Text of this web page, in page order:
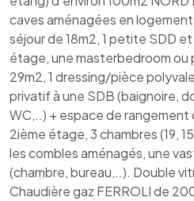
caves aménagées en logement
séjour de 18m2, 1 petite SDD
étage, une masterbedroom
29m2, 1 dressing/pièce
privatif à une SDB (baignoire,
WC,..) + espace de rangement
2ième étage, 3 chambres (19,
les combles aménagés, une
(chambre, bureau,..). Double
Chaudière gaz FERROLI de